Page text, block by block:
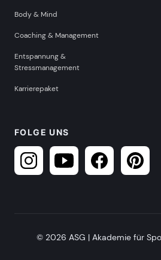
Body & Mind
Coaching & Management
Entspannung &
Stressmanagement
Karrierepaket
FOLGE UNS
© 2026 ASG | Akademie für